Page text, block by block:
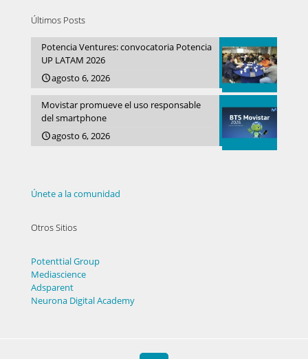
Últimos Posts
Potencia Ventures: convocatoria Potencia
UP LATAM 2026
agosto 6, 2026
Movistar promueve el uso responsable
del smartphone
agosto 6, 2026
Únete a la comunidad
Otros Sitios
Potenttial Group
Mediascience
Adsparent
Neurona Digital Academy